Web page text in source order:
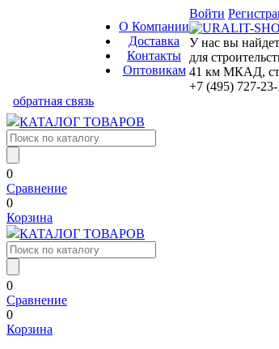
О Компании
Доставка
Контакты
Оптовикам
Войти
У нас вы
для
41 км МКАД,
+7 (495) 727-
обратная связь
КАТАЛОГ ТОВАРОВ
0
Сравнение
0
Корзина
КАТАЛОГ ТОВАРОВ
0
Сравнение
0
Корзина